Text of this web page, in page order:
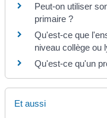
Peut-on utiliser
primaire ?
Qu'est-ce que
niveau collège ou
Qu'est-ce qu'un
Et aussi